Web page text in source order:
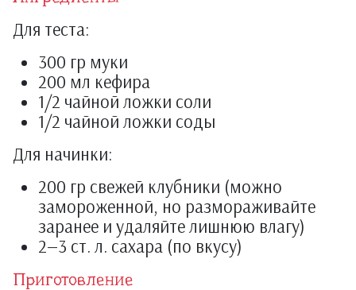
Для теста:
300 гр муки
200 мл кефира
1/2 чайной ложки соли
1/2 чайной ложки соды
Для начинки:
200 гр свежей клубники (можно
замороженной, но размораживайте
заранее и удаляйте лишнюю влагу)
2—3 ст. л. сахара (по вкусу)
Приготовление